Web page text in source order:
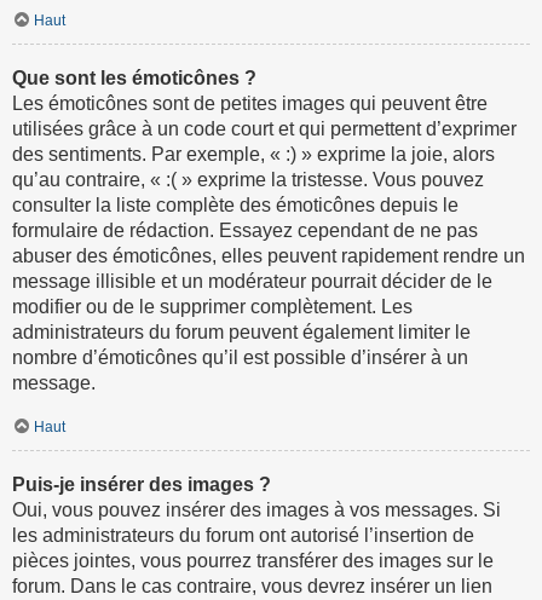
Haut
Que sont les émoticônes ?
Les émoticônes sont de petites images qui peuvent être
utilisées grâce à un code court et qui permettent d’exprimer
des sentiments. Par exemple, « :) » exprime la joie, alors
qu’au contraire, « :( » exprime la tristesse. Vous pouvez
consulter la liste complète des émoticônes depuis le
formulaire de rédaction. Essayez cependant de ne pas
abuser des émoticônes, elles peuvent rapidement rendre un
message illisible et un modérateur pourrait décider de le
modifier ou de le supprimer complètement. Les
administrateurs du forum peuvent également limiter le
nombre d’émoticônes qu’il est possible d’insérer à un
message.
Haut
Puis-je insérer des images ?
Oui, vous pouvez insérer des images à vos messages. Si
les administrateurs du forum ont autorisé l’insertion de
pièces jointes, vous pourrez transférer des images sur le
forum. Dans le cas contraire, vous devrez insérer un lien